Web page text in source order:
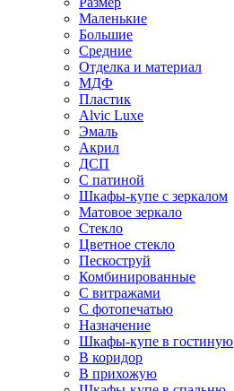
Маленькие
Большие
Средние
Отделка и материал
МДФ
Пластик
Alvic Luxe
Эмаль
Акрил
ДСП
С патиной
Шкафы-купе с зеркалом
Матовое зеркало
Стекло
Цветное стекло
Пескоструй
Комбинированные
С витражами
С фотопечатью
Назначение
Шкафы-купе в гостиную
В коридор
В прихожую